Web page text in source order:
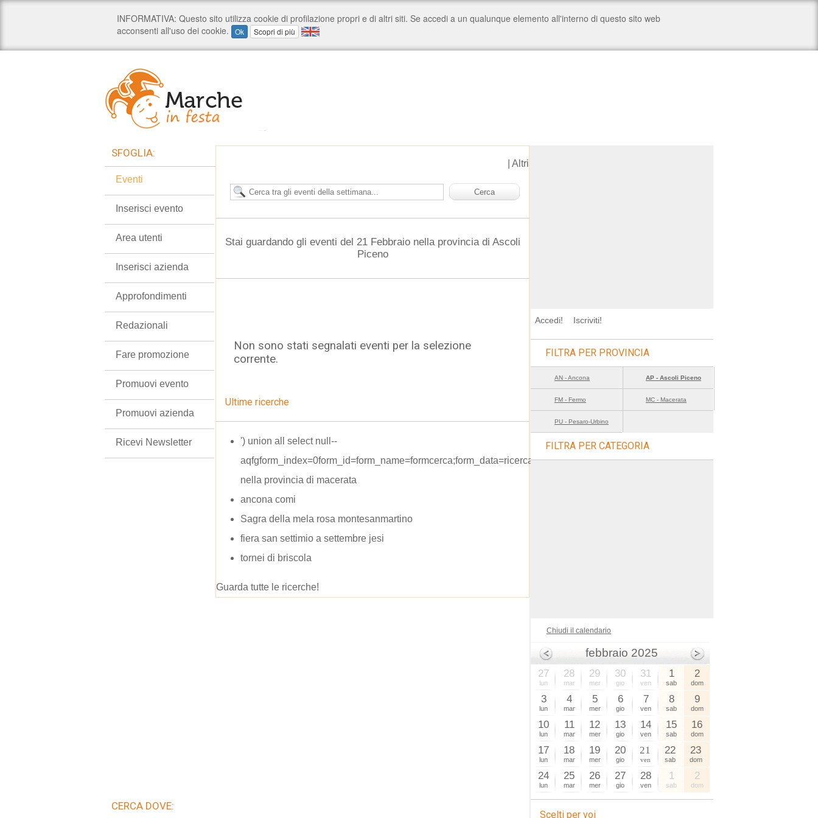
Altri
Stai guardando gli eventi del 21 Febbraio nella provincia di Ascoli
Piceno
Non sono stati segnalati eventi per la selezione
corrente.
Ultime ricerche
') union all select null--
aqfgform_index=0form_id=form_name=formcerca;form_data=ricerca=sagre
nella provincia di macerata
ancona comi
Sagra della mela rosa montesanmartino
fiera san settimio a settembre jesi
tornei di briscola
Guarda tutte le ricerche!
SFOGLIA:
Eventi
Inserisci evento
Area utenti
Inserisci azienda
Approfondimenti
Redazionali
Fare promozione
Promuovi evento
Promuovi azienda
Ricevi Newsletter
CERCA DOVE:
Accedi! Iscriviti!
FILTRA PER PROVINCIA
AN - Ancona AP - Ascoli Piceno
FM - Fermo MC - Macerata
PU - Pesaro-Urbino
FILTRA PER CATEGORIA
Chiudi il calendario
febbraio 2025
27
lun
28
mar
29
mer
30
gio
31
ven
1
sab
2
dom
3
lun
4
mar
5
mer
6
gio
7
ven
8
sab
9
dom
10
lun
11
mar
12
mer
13
gio
14
ven
15
sab
16
dom
17
lun
18
mar
19
mer
20
gio
21
ven
22
sab
23
dom
24
lun
25
mar
26
mer
27
gio
28
ven
1
sab
2
dom
Scelti per voi